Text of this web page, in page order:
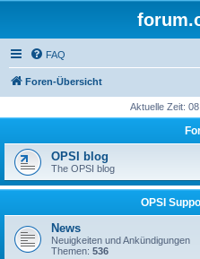
FAQ
Foren-Übersicht
Aktuelle Zeit:
OPSI blog
The OPSI blog
OPSI
News
Neuigkeiten und Ankündigungen
Themen: 536